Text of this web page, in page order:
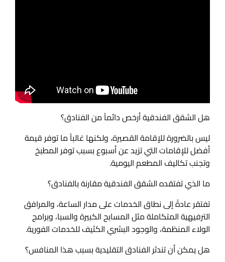
هل الشقق الفندقية أرخص دائماً من الفنادق؟
ليس بالضرورة للإقامة القصيرة، ولكنها غالباً ما توفر قيمة
أفضل للإقامات التي تزيد عن أسبوع بسبب توفر المطبخ
وتجنب تكاليف المطعم اليومية.
ما الذي تفتقده الشقق الفندقية مقارنة بالفنادق؟
تفتقر عادةً إلى نطاق الخدمات على مدار الساعة، والمرافق
الترفيهية المتكاملة مثل المسابح الكبيرة والسبا، وبرامج
الولاء المنظمة، والوجود البشري الكثيف للخدمات الفورية.
هل يمكن أن تندثر الفنادق التقليدية بسبب هذا المنافس؟